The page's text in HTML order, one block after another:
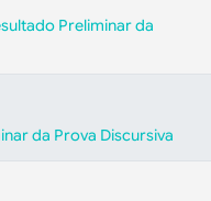
Preliminar da
da Prova Discursiva